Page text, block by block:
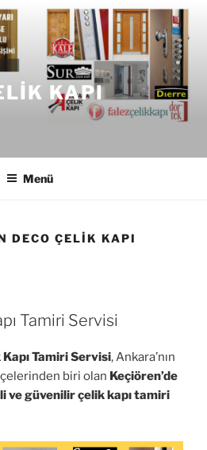
KAPI
Menü
DECO ÇELIK KAPI
Tamiri Servisi
Tamiri Servisi, Ankara’nın
biri olan Keçiören’de
ve güvenilir çelik kapı tamiri